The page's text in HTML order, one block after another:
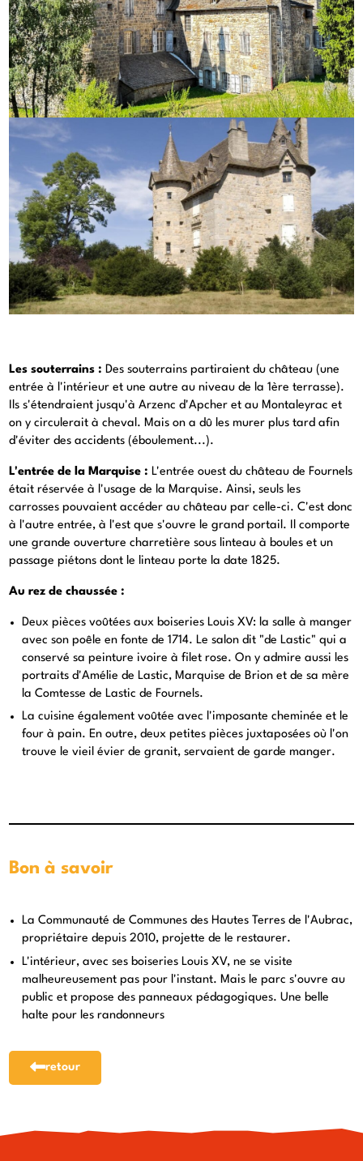
Les souterrains : Des souterrains partiraient du château (une
entrée à l'intérieur et une autre au niveau de la 1ère terrasse).
Ils s'étendraient jusqu'à Arzenc d'Apcher et au Montaleyrac et
on y circulerait à cheval. Mais on a dû les murer plus tard afin
d'éviter des accidents (éboulement...).
L'entrée de la Marquise :L'entrée ouest du château de Fournels
était réservée à l'usage de la Marquise. Ainsi, seuls les
carrosses pouvaient accéder au château par celle-ci. C'est donc
à l'autre entrée, à l'est que s'ouvre le grand portail. Il comporte
une grande ouverture charretière sous linteau à boules et un
passage piétons dont le linteau porte la date 1825.
Au rez de chaussée :
Deux pièces voûtées aux boiseries Louis XV: la salle à manger
avec son poêle en fonte de 1714. Le salon dit "de Lastic" qui a
conservé sa peinture ivoire à filet rose. On y admire aussi les
portraits d'Amélie de Lastic, Marquise de Brion et de sa mère
la Comtesse de Lastic de Fournels.
La cuisine également voûtée avec l'imposante cheminée et le
four à pain. En outre, deux petites pièces juxtaposées où l'on
trouve le vieil évier de granit, servaient de garde manger.
Bon à savoir
La Communauté de Communes des Hautes Terres de l'Aubrac,
propriétaire depuis 2010, projette de le restaurer.
L'intérieur, avec ses boiseries Louis XV, ne se visite
malheureusement pas pour l'instant. Mais le parc s'ouvre au
public et propose des panneaux pédagogiques. Une belle
halte pour les randonneurs
retour